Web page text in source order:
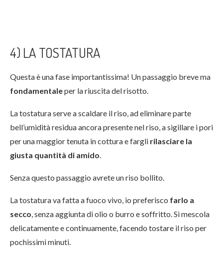
4) LA TOSTATURA
Questa è una fase importantissima! Un passaggio breve ma
fondamentaleper la riuscita del risotto.
La tostatura serve a scaldare il riso, ad eliminare parte
bell’umidità residua ancora presente nel riso, a sigillare i pori
per una maggior tenuta in cottura e fargli rilasciare la
giusta quantità di amido
Senza questo passaggio avrete un riso bollito.
La tostatura va fatta a fuoco vivo, io preferisco farlo a
secco , senza aggiunta di olio o burro e soffritto. Si mescola
delicatamente e continuamente, facendo tostare il riso per
pochissimi minuti.